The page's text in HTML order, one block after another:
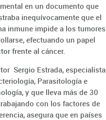
en un documento que
inequívocamente que el
inmune impide a los tumores
efectuando un papel
frente al cáncer.
Sergio Estrada, especialista
Parasitología e
y que lleva más de 30
con los factores de
asegura que en países